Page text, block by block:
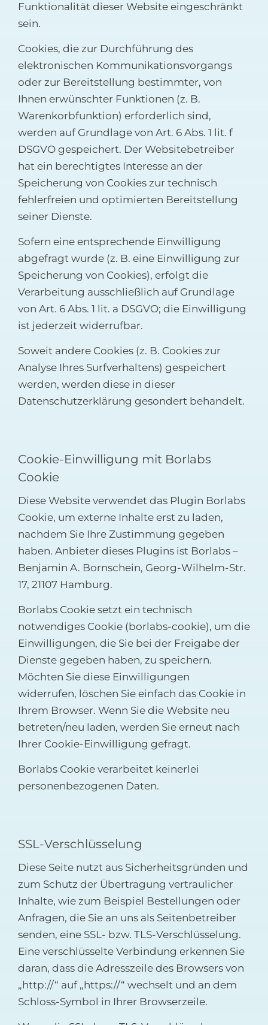
Funktionalität dieser Website eingeschränkt
sein.
Cookies, die zur Durchführung des
elektronischen Kommunikationsvorgangs
oder zur Bereitstellung bestimmter, von
Ihnen erwünschter Funktionen (z. B.
Warenkorbfunktion) erforderlich sind,
werden auf Grundlage von Art. 6 Abs. 1 lit. f
DSGVO gespeichert. Der Websitebetreiber
hat ein berechtigtes Interesse an der
Speicherung von Cookies zur technisch
fehlerfreien und optimierten Bereitstellung
seiner Dienste.
Sofern eine entsprechende Einwilligung
abgefragt wurde (z. B. eine Einwilligung zur
Speicherung von Cookies), erfolgt die
Verarbeitung ausschließlich auf Grundlage
von Art. 6 Abs. 1 lit. a DSGVO; die Einwilligung
ist jederzeit widerrufbar.
Soweit andere Cookies (z. B. Cookies zur
Analyse Ihres Surfverhaltens) gespeichert
werden, werden diese in dieser
Datenschutzerklärung gesondert behandelt.
Cookie-Einwilligung mit Borlabs
Cookie
Diese Website verwendet das Plugin Borlabs
Cookie, um externe Inhalte erst zu laden,
nachdem Sie Ihre Zustimmung gegeben
haben. Anbieter dieses Plugins ist Borlabs –
Benjamin A. Bornschein, Georg-Wilhelm-Str.
17, 21107 Hamburg.
Borlabs Cookie setzt ein technisch
notwendiges Cookie (borlabs-cookie), um die
Einwilligungen, die Sie bei der Freigabe der
Dienste gegeben haben, zu speichern.
Möchten Sie diese Einwilligungen
widerrufen, löschen Sie einfach das Cookie in
Ihrem Browser. Wenn Sie die Website neu
betreten/neu laden, werden Sie erneut nach
Ihrer Cookie-Einwilligung gefragt.
Borlabs Cookie verarbeitet keinerlei
personenbezogenen Daten.
SSL-Verschlüsselung
Diese Seite nutzt aus Sicherheitsgründen und
zum Schutz der Übertragung vertraulicher
Inhalte, wie zum Beispiel Bestellungen oder
Anfragen, die Sie an uns als Seitenbetreiber
senden, eine SSL- bzw. TLS-Verschlüsselung.
Eine verschlüsselte Verbindung erkennen Sie
daran, dass die Adresszeile des Browsers von
„http://“ auf „https://“ wechselt und an dem
Schloss-Symbol in Ihrer Browserzeile.